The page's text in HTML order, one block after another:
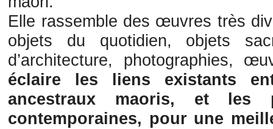
Elle rassemble des œuvres très
objets du quotidien, objets
d’architecture, photographies,
éclaire les liens existants
ancestraux maoris, et les
contemporaines, pour une